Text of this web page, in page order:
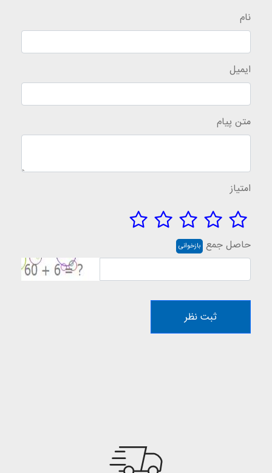
نام
ایمیل
متن پیام
امتیاز
حاصل جمع بازخوانی
ثبت نظر